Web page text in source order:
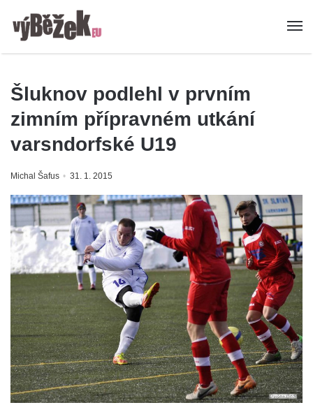
Šluknov podlehl v prvním
zimním přípravném utkání
varsndorfské U19
Michal Šafus 31. 1. 2015